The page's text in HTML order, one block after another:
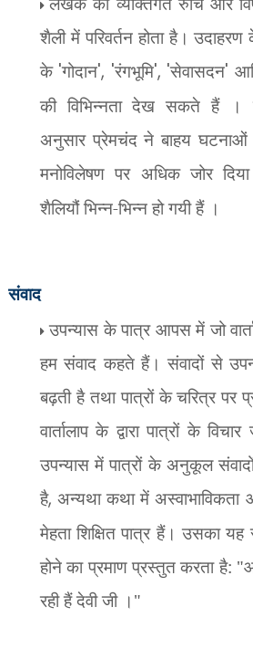
शैली में परिवर्तन होता है।
के 'गोदान', 'रंगभूमि', 'सेवासदन'
की विभिन्नता देख सकते हैं ।
अनुसार प्रेमचंद ने बाहय
मनोविलेषण पर अधिक जोर
शैलियौं भिन्न-भिन्न हो गयी हैं ।
संवाद
उपन्यास के पात्र आपस में जो
हम संवाद कहते हैं। संवादों से
बढ़ती है तथा पात्रों के चरित्र पर
वार्तालाप के द्वारा पात्रों के
उपन्यास में पात्रों के अनुकूल
है,अन्यथा कथा में अस्वाभाविकता
मेहता शिक्षित पात्र हैं। उसका यह
होने का प्रमाण प्रस्तुत करता है:
रही हैं देवी जी ।"